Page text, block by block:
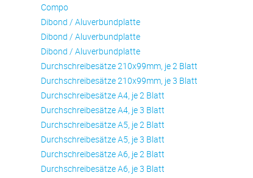
Compo
Dibond / Aluverbundplatte
Dibond / Aluverbundplatte
Dibond / Aluverbundplatte
Durchschreibesätze 210x99mm, je 2 Blatt
Durchschreibesätze 210x99mm, je 3 Blatt
Durchschreibesätze A4, je 2 Blatt
Durchschreibesätze A4, je 3 Blatt
Durchschreibesätze A5, je 2 Blatt
Durchschreibesätze A5, je 3 Blatt
Durchschreibesätze A6, je 2 Blatt
Durchschreibesätze A6, je 3 Blatt